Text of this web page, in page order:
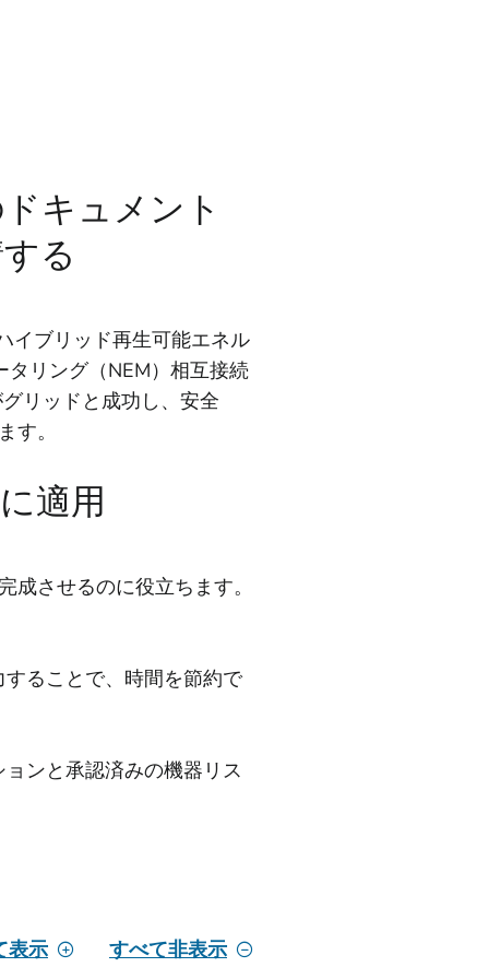
キュメント
る
イブリッド再生可能エネル
リング（NEM）相互接続
リッドと成功し、安全
す。
適用
させるのに役立ちます。
ることで、時間を節約で
ンと承認済みの機器リス
表示 すべて非表示